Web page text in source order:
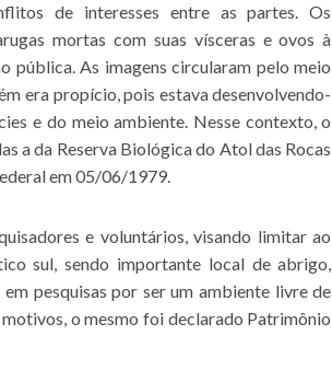
de interesses entre as partes. Os
mortas com suas vísceras e ovos à
pública. As imagens circularam pelo meio
era propício, pois estava desenvolvendo-
e do meio ambiente. Nesse contexto, o
a da Reserva Biológica do Atol das Rocas
em 05/06/1979.
e voluntários, visando limitar ao
sul, sendo importante local de abrigo,
pesquisas por ser um ambiente livre de
o mesmo foi declarado Patrimônio